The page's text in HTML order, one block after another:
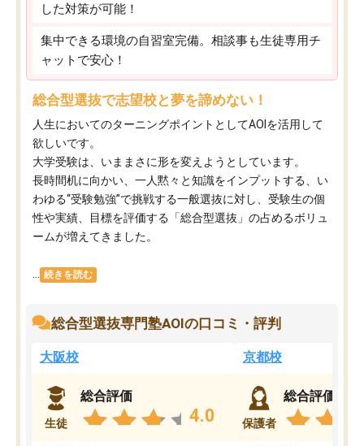
した対策が可能！
集中できる環境の自習室完備。相談事も生徒専用チ
ャットで安心！
総合型選抜で志望校と夢を諦めない！
人生においてのターニングポイントとしてAOIを活用して
欲しいです。
大学受験は、いままさに形を変えようとしています。
長時間机に向かい、一人黙々と知識をインプットする、い
わゆる“受験勉強”で挑戦する一般選抜に対し、受験生の個
性や実績、目標を評価する「総合型選抜」の占めるボリュ
ームが増えてきました。
続きを読む
総合型選抜専門塾AOIの口コミ・評判
大阪校
生徒
総合評価
4.0
京都校
保護者
総合評価